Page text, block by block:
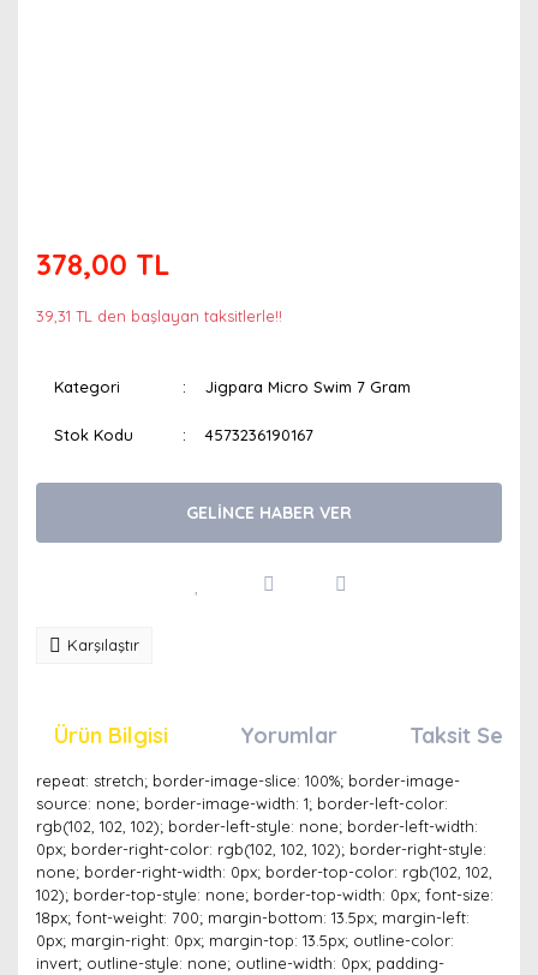
378,00 TL
39,31 TL den başlayan taksitlerle!!
Kategori Jigpara Micro Swim 7 Gram
Stok Kodu 4573236190167
GELİNCE HABER VER
Karşılaştır
Ürün Bilgisi Yorumlar Taksit
repeat: stretch; border-image-slice: 100%; border-image-
source: none; border-image-width: 1; border-left-color:
rgb(102, 102, 102); border-left-style: none; border-left-width:
0px; border-right-color: rgb(102, 102, 102); border-right-style:
none; border-right-width: 0px; border-top-color: rgb(102, 102,
102); border-top-style: none; border-top-width: 0px; font-size:
18px; font-weight: 700; margin-bottom: 13.5px; margin-left:
0px; margin-right: 0px; margin-top: 13.5px; outline-color:
invert; outline-style: none; outline-width: 0px; padding-